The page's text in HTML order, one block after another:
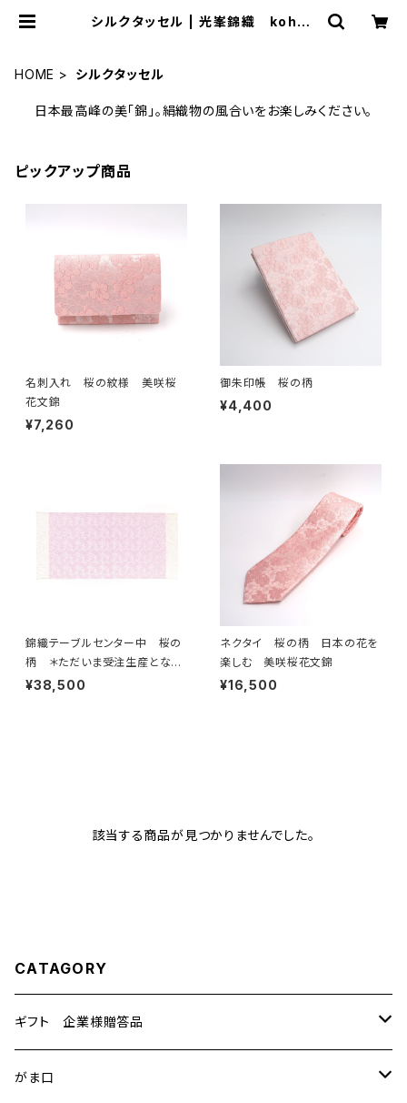
シルクタッセル | 光峯錦織 kohos
HOME シルクタッセル
日本最高峰の美「錦」。絹織物の風合いをお楽しみください。
ピックアップ商品
名刺入れ 桜の紋様 美咲桜
花文錦
¥7,260
御朱印帳 桜の柄
¥4,400
錦織テーブルセンター中 桜の
柄 ＊ただいま受注生産となり
ます。
¥38,500
ネクタイ 桜の柄 日本の花を
楽しむ 美咲桜花文錦
¥16,500
該当する商品が見つかりませんでした。
CATAGORY
ギフト 企業様贈答品
テーブルセンター
がま口